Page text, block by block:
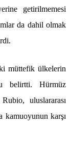
getirilmemesi
da dahil olmak
müttefik ülkelerin
belirtti. Hürmüz
uluslararası
kamuoyunun karşı